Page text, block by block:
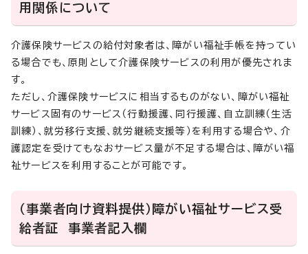
用関係について
介護保険サービスの給付対象者は、障がい福祉手帳を持ってい
る場合でも、原則として介護保険サービスの利用が優先されま
す。
ただし、介護保険サービスに相当するものがない、障がい福祉
サービス固有のサービス（行動援護、同行援護、自立訓練（生活
訓練）、就労移行支援、就労継続支援等）を利用する場合や、介
護認定を受けてもなおサービス量が不足する場合は、障がい福
祉サービスを利用することが可能です。
（事業者向け資料提供）障がい福祉サービス受
給者証 事業者記入欄